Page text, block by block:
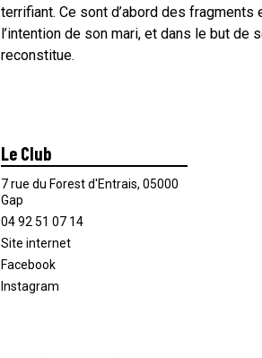
terrifiant. Ce sont d’abord des fragments
l’intention de son mari, et dans le but
reconstitue.
Le Club
7 rue du Forest d'Entrais, 05000
Gap
04 92 51 07 14
Site internet
Facebook
Instagram